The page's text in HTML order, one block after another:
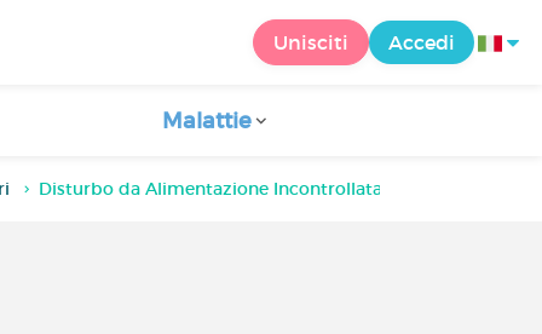
Unisciti Accedi
Malattie
Disturbo da Alimentazione Incontrollata o BED